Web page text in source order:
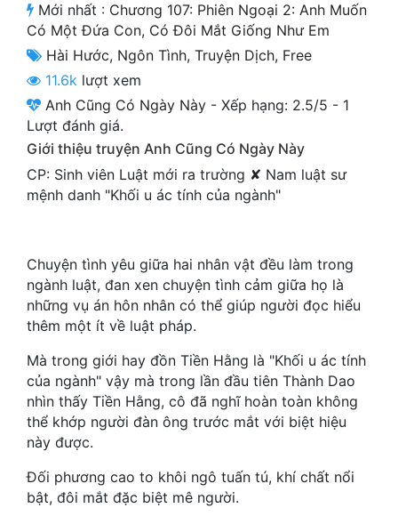
Cổ Tiên Hiệp
Cổ Đại
Du Hí
Dã Sử
Dị Giới
Dị Năng
Góc Nhìn Nam
Góc Nhìn Nữ
Huyền Nghi
Huyền Ảo
Hài Hước
Hệ Thống
Mới nhất : Chương 107: Phiên Ngoại 2: Anh Muốn
Có Một Đứa Con, Có Đôi Mắt Giống Như Em
Hài Hước, Ngôn Tình, Truyện Dịch, Free
11.6k lượt xem
Anh Cũng Có Ngày Này - Xếp hạng: 2.5/5 - 1
Lượt đánh giá.
Giới thiệu truyện Anh Cũng Có Ngày Này
CP: Sinh viên Luật mới ra trường ✘ Nam luật sư
mệnh danh "Khối u ác tính của ngành"
Chuyện tình yêu giữa hai nhân vật đều làm trong
ngành luật, đan xen chuyện tình cảm giữa họ là
những vụ án hôn nhân có thể giúp người đọc hiểu
thêm một ít về luật pháp.
Mà trong giới hay đồn Tiền Hằng là "Khối u ác tính
của ngành" vậy mà trong lần đầu tiên Thành Dao
nhìn thấy Tiền Hằng, cô đã nghĩ hoàn toàn không
thể khớp người đàn ông trước mắt với biệt hiệu
này được.
Đối phương cao to khôi ngô tuấn tú, khí chất nổi
bật, đôi mắt đặc biệt mê người.